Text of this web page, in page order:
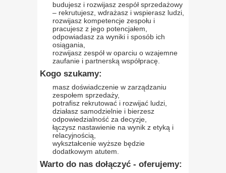
budujesz i rozwijasz zespół sprzedażowy
– rekrutujesz, wdrażasz i wspierasz ludzi,
rozwijasz kompetencje zespołu i
pracujesz z jego potencjałem,
odpowiadasz za wyniki i sposób ich
osiągania,
rozwijasz zespół w oparciu o wzajemne
zaufanie i partnerską współpracę.
Kogo szukamy:
masz doświadczenie w zarządzaniu
zespołem sprzedaży,
potrafisz rekrutować i rozwijać ludzi,
działasz samodzielnie i bierzesz
odpowiedzialność za decyzje,
łączysz nastawienie na wynik z etyką i
relacyjnością,
wykształcenie wyższe będzie
dodatkowym atutem.
Warto do nas dołączyć - oferujemy: